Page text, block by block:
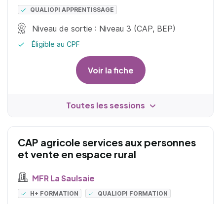
QUALIOPI APPRENTISSAGE
Niveau de sortie : Niveau 3 (CAP, BEP)
Éligible au CPF
Voir la fiche
Toutes les sessions
CAP agricole services aux personnes
et vente en espace rural
MFR La Saulsaie
H+ FORMATION QUALIOPI FORMATION